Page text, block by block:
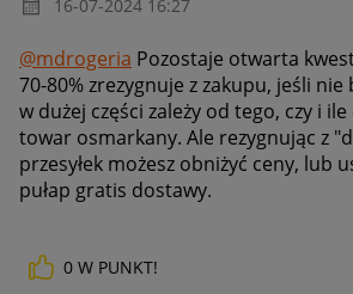
‎16-07-2024 16:27
@mdrogeria Pozostaje otwarta
70-80% zrezygnuje z zakupu, jeśli nie
w dużej części zależy od tego, czy i
towar osmarkany. Ale rezygnując z
przesyłek możesz obniżyć ceny, lub
pułap gratis dostawy.
0 W PUNKT!